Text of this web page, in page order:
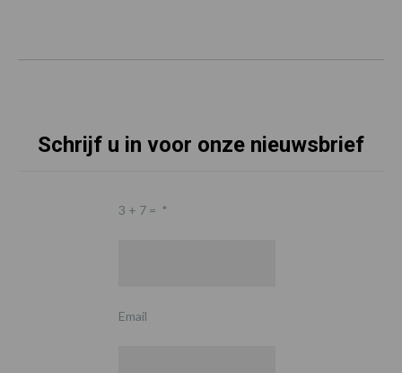
Schrijf u in voor onze nieuwsbrief
3 + 7 = *
Email